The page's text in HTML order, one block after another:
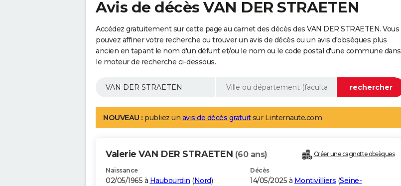
Avis de décès VAN DER STRAETEN
Accédez gratuitement sur cette page au carnet des décès des VAN DER STRAETEN. Vous
pouvez affiner votre recherche ou trouver un avis de décès ou un avis d'obsèques plus
ancien en tapant le nom d'un défunt et/ou le nom ou le code postal d'une commune dans
le moteur de recherche ci-dessous.
NOUVEAU : publiez un avis de décès gratuitsur Linternaute.com
Valerie VAN DER STRAETEN (60 ans) Créer une cagnotte obsèques
Naissance
02/05/1965 à Haubourdin (Nord)
Décès
14/05/2025 à Montivilliers (Seine-